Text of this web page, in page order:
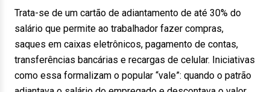
Trata-se de um cartão de adiantamento de até 30% do
salário que permite ao trabalhador fazer compras,
saques em caixas eletrônicos, pagamento de contas,
transferências bancárias e recargas de celular. Iniciativas
como essa formalizam o popular “vale”: quando o patrão